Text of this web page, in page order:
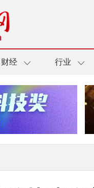
财经 行业